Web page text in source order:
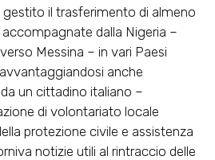
gestito il trasferimento di almeno
dalla Nigeria –
Messina – in vari Paesi
anche
un cittadino italiano –
di volontariato locale
protezione civile e assistenza
notizie utili al rintraccio delle